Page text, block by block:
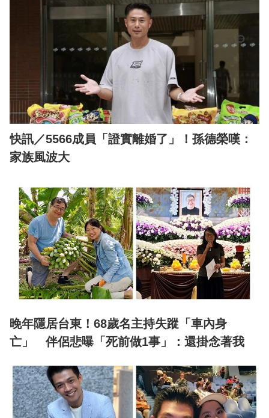
快訊／5566成員「證實離婚了」！孫德榮嘆：
家族風波大
晚年隱居台東！68歲名主持失蹤「車內身
亡」 伴侶悲曝「死前做1事」：還掛念著我